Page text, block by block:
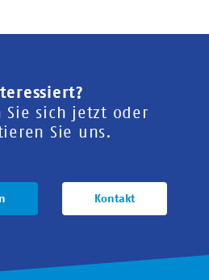
Sie sich jetzt oder
Sie uns.
Kontakt